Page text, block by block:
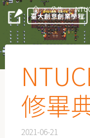
臺大創意創業學程
公告
修畢
2021-06-21